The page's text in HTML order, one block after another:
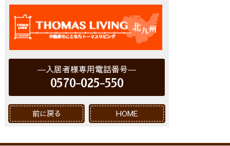
入居者様専用電話番号
0570-025-550
前に戻る HOME